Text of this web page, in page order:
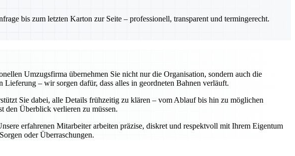
bis zum letzten Karton zur Seite – professionell, transparent und termingerecht.
Umzugsfirma übernehmen Sie nicht nur die Organisation, sondern auch die
– wir sorgen dafür, dass alles in geordneten Bahnen verläuft.
Sie dabei, alle Details frühzeitig zu klären – vom Ablauf bis hin zu möglichen
den Überblick verlieren zu müssen.
erfahrenen Mitarbeiter arbeiten präzise, diskret und respektvoll mit Ihrem Eigentum
oder Überraschungen.